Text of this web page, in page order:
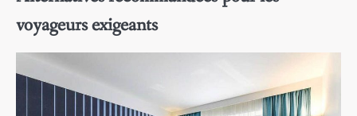
voyageurs exigeants